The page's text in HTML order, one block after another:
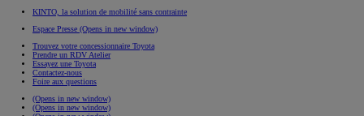
KINTO, la solution de mobilité sans contrainte
Espace Presse (Opens in new window)
Trouvez votre concessionnaire Toyota
Prendre un RDV Atelier
Essayez une Toyota
Contactez-nous
Foire aux questions
(Opens in new window)
(Opens in new window)